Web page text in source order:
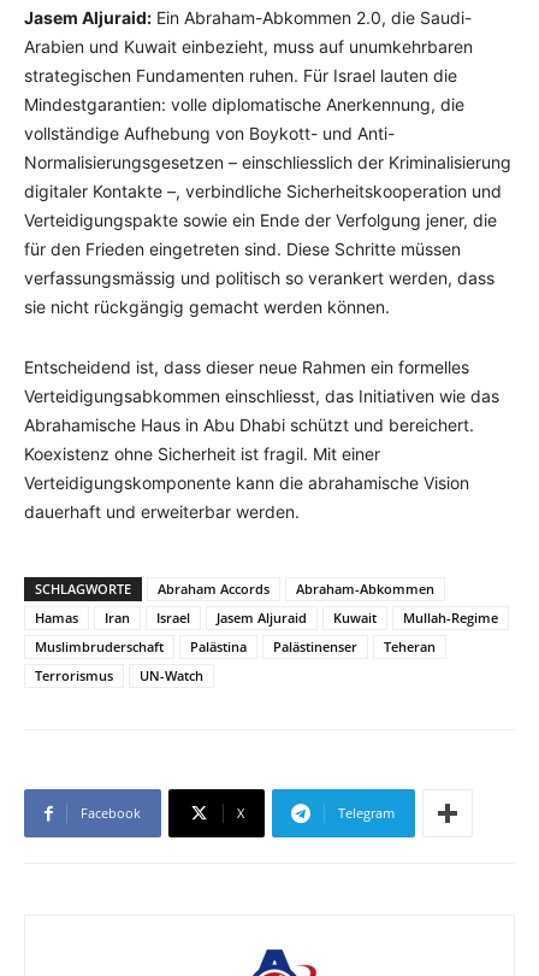
Jasem Aljuraid: Ein Abraham-Abkommen 2.0, die Saudi-
Arabien und Kuwait einbezieht, muss auf unumkehrbaren
strategischen Fundamenten ruhen. Für Israel lauten die
Mindestgarantien: volle diplomatische Anerkennung, die
vollständige Aufhebung von Boykott- und Anti-
Normalisierungsgesetzen – einschliesslich der Kriminalisierung
digitaler Kontakte –, verbindliche Sicherheitskooperation und
Verteidigungspakte sowie ein Ende der Verfolgung jener, die
für den Frieden eingetreten sind. Diese Schritte müssen
verfassungsmässig und politisch so verankert werden, dass
sie nicht rückgängig gemacht werden können.
Entscheidend ist, dass dieser neue Rahmen ein formelles
Verteidigungsabkommen einschliesst, das Initiativen wie das
Abrahamische Haus in Abu Dhabi schützt und bereichert.
Koexistenz ohne Sicherheit ist fragil. Mit einer
Verteidigungskomponente kann die abrahamische Vision
dauerhaft und erweiterbar werden.
SCHLAGWORTE Abraham Accords
Abraham-Abkommen
Hamas
Iran Israel Jasem Aljuraid Kuwait
Mullah-Regime
Muslimbruderschaft
Palästina Palästinenser
Teheran
Terrorismus
UN-Watch
Facebook X Telegram